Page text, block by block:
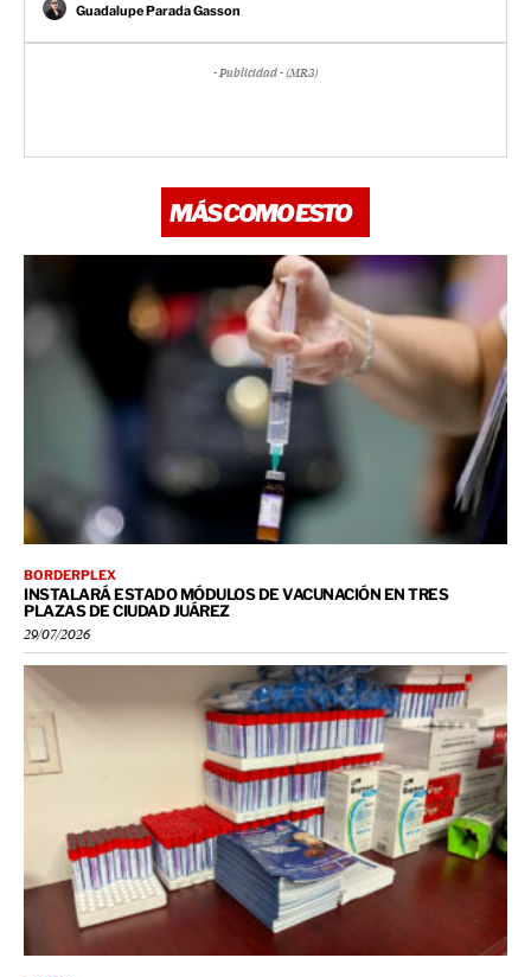
Guadalupe Parada Gasson
- Publicidad - (MR3)
MÁS COMO ESTO
BORDERPLEX
INSTALARÁ ESTADO MÓDULOS DE VACUNACIÓN EN TRES
PLAZAS DE CIUDAD JUÁREZ
29/07/2026